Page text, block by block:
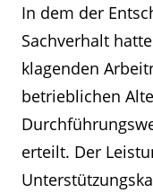
In dem der
Sachverhalt
klagenden
betrieblichen
erteilt. Der